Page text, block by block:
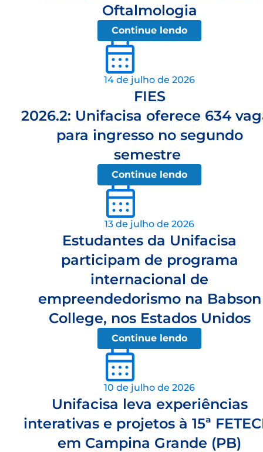
Oftalmologia
Continue lendo
14 de julho de 2026
FIES
2026.2: Unifacisa oferece 634
para ingresso no segundo
semestre
Continue lendo
13 de julho de 2026
Estudantes da Unifacisa
participam de programa
internacional de
empreendedorismo na Babson
College, nos Estados Unidos
Continue lendo
10 de julho de 2026
Unifacisa leva experiências
interativas e projetos à 15ª
em Campina Grande (PB)